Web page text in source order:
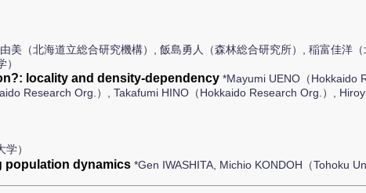
美（北海道立総合研究機構）, 飯島勇人（森林総合研究所）, 稲富佳洋
locality and density-dependency *Mayumi UENO（Hokkaido
Research Org.）, Takafumi HINO（Hokkaido Research Org.）,
）
population dynamics *Gen IWASHITA, Michio KONDOH（Tohoku